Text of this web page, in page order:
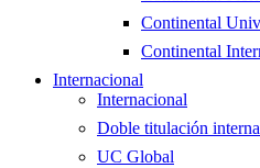
Continental
Continental
Internacional
Internacional
Doble titulación
UC Global